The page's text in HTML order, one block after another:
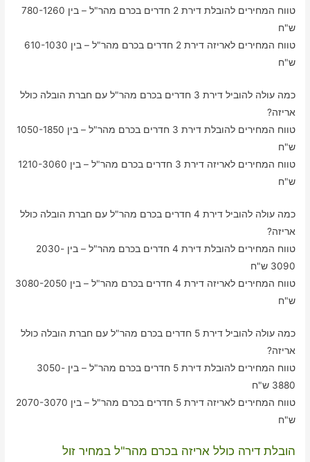
טווח המחירים להובלת דירת 2 חדרים בכרם מהר"ל – בין 780-1260
ש"ח
טווח המחירים לאריזה דירת 2 חדרים בכרם מהר"ל – בין 610-1030
ש"ח
כמה עולה להוביל דירת 3 חדרים בכרם מהר"ל עם חברת הובלה כולל
אריזה?
טווח המחירים להובלת דירת 3 חדרים בכרם מהר"ל – בין 1050-1850
ש"ח
טווח המחירים לאריזה דירת 3 חדרים בכרם מהר"ל – בין 1210-3060
ש"ח
כמה עולה להוביל דירת 4 חדרים בכרם מהר"ל עם חברת הובלה כולל
אריזה?
טווח המחירים להובלת דירת 4 חדרים בכרם מהר"ל – בין 2030-
3090 ש"ח
טווח המחירים לאריזה דירת 4 חדרים בכרם מהר"ל – בין 3080-2050
ש"ח
כמה עולה להוביל דירת 5 חדרים בכרם מהר"ל עם חברת הובלה כולל
אריזה?
טווח המחירים להובלת דירת 5 חדרים בכרם מהר"ל – בין 3050-
3880 ש"ח
טווח המחירים לאריזה דירת 5 חדרים בכרם מהר"ל – בין 2070-3070
ש"ח
הובלת דירה כולל אריזה בכרם מהר"ל במחיר זול